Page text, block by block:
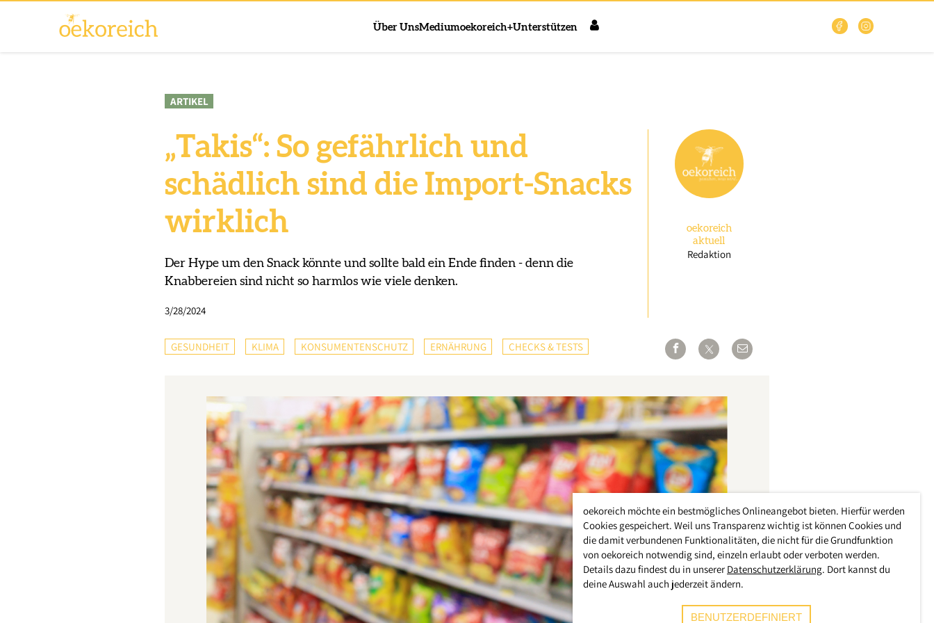
Über UnsMediumoekoreich+Unterstützen
ARTIKEL
„Takis“: So gefährlich und
schädlich sind die Import-Snacks
wirklich
Der Hype um den Snack könnte und sollte bald ein Ende finden - denn die
Knabbereien sind nicht so harmlos wie viele denken.
3/28/2024
oekoreich
aktuell
Redaktion
GESUNDHEIT KLIMA KONSUMENTENSCHUTZ ERNÄHRUNG CHECKS & TESTS
oekoreich möchte ein bestmögliches Onlineangebot bieten. Hierfür werden
Cookies gespeichert. Weil uns Transparenz wichtig ist können Cookies und
die damit verbundenen Funktionalitäten, die nicht für die Grundfunktion
von oekoreich notwendig sind, einzeln erlaubt oder verboten werden.
Details dazu findest du in unserer Datenschutzerklärung. Dort kannst du
deine Auswahl auch jederzeit ändern.
BENUTZERDEFINIERT